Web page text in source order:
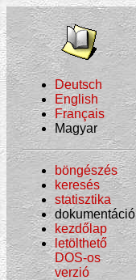
Deutsch
English
Français
Magyar
böngészés
keresés
statisztika
dokumentáció
kezdőlap
letölthető
DOS-os
verzió